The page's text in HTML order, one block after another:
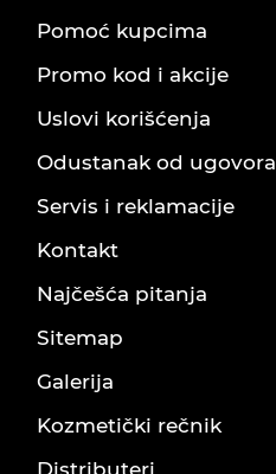
Pomoć kupcima
Promo kod i akcije
Uslovi korišćenja
Odustanak od ugovora
Servis i reklamacije
Kontakt
Najčešća pitanja
Sitemap
Galerija
Kozmetički rečnik
Distributeri